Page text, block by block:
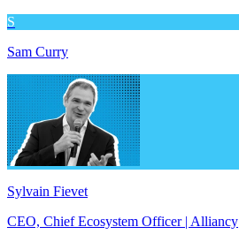
S
Sam Curry
Sylvain Fievet
CEO, Chief Ecosystem Officer | Alliancy